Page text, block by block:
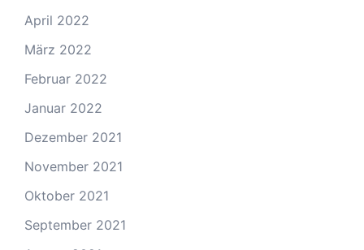
April 2022
März 2022
Februar 2022
Januar 2022
Dezember 2021
November 2021
Oktober 2021
September 2021